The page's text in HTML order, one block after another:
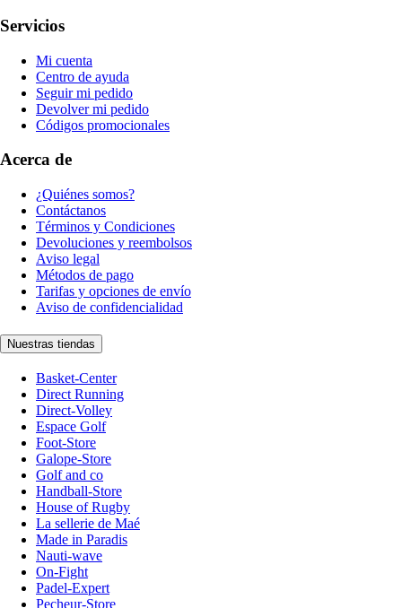
Servicios
Mi cuenta
Centro de ayuda
Seguir mi pedido
Devolver mi pedido
Códigos promocionales
Acerca de
¿Quiénes somos?
Contáctanos
Términos y Condiciones
Devoluciones y reembolsos
Aviso legal
Métodos de pago
Tarifas y opciones de envío
Aviso de confidencialidad
Nuestras tiendas
Basket-Center
Direct Running
Direct-Volley
Espace Golf
Foot-Store
Galope-Store
Golf and co
Handball-Store
House of Rugby
La sellerie de Maé
Made in Paradis
Nauti-wave
On-Fight
Padel-Expert
Pecheur-Store